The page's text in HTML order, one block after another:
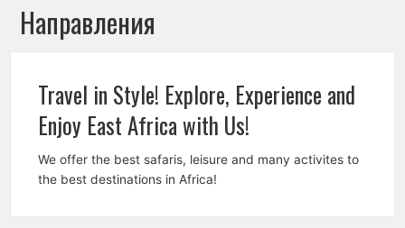
Направления
Travel in Style! Explore, Experience and
Enjoy East Africa with Us!
We offer the best safaris, leisure and many activites to
the best destinations in Africa!